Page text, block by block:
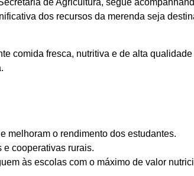
de Agricultura, segue
dos recursos da merenda seja
comida fresca, nutritiva e de alta
melhoram o rendimento dos estudantes.
cooperativas rurais.
às escolas com o máximo de valor